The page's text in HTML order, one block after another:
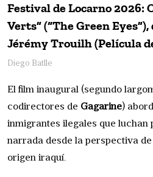
Festival de Locarno 2026:
Verts” (“The Green
Jérémy Trouilh (Película
Diego Batlle
El film inaugural (segundo
codirectores de Gagarine)
inmigrantes ilegales que luchan
narrada desde la perspectiva
origen iraquí.